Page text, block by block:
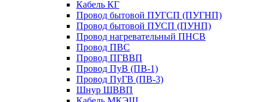
Кабель КГ
Провод бытовой ПУГСП (ПУГНП)
Провод бытовой ПУСП (ПУНП)
Провод нагревательный ПНСВ
Провод ПВС
Провод ПГВВП
Провод ПуВ (ПВ-1)
Провод ПуГВ (ПВ-3)
Шнур ШВВП